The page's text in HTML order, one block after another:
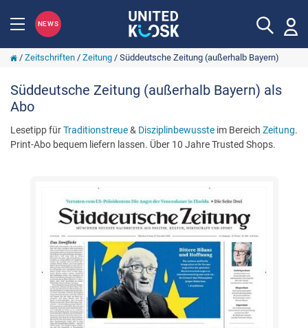
NEWS
/ Zeitschriften/ Zeitung/ Süddeutsche Zeitung (außerhalb Bayern)
Süddeutsche Zeitung (außerhalb Bayern) als
Abo
Lesetipp fürTraditionstreue& Disziplinbewusste im Bereich Zeitung.
Print-Abo bequem liefern lassen. Über 10 Jahre Trusted Shops.